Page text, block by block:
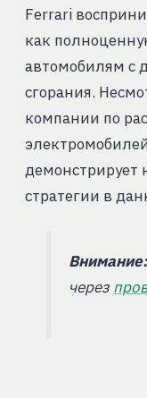
Ferrari
как
автомобилям с
сгорания.
компании по
демонстрирует
стратегии в
Внимание:
через